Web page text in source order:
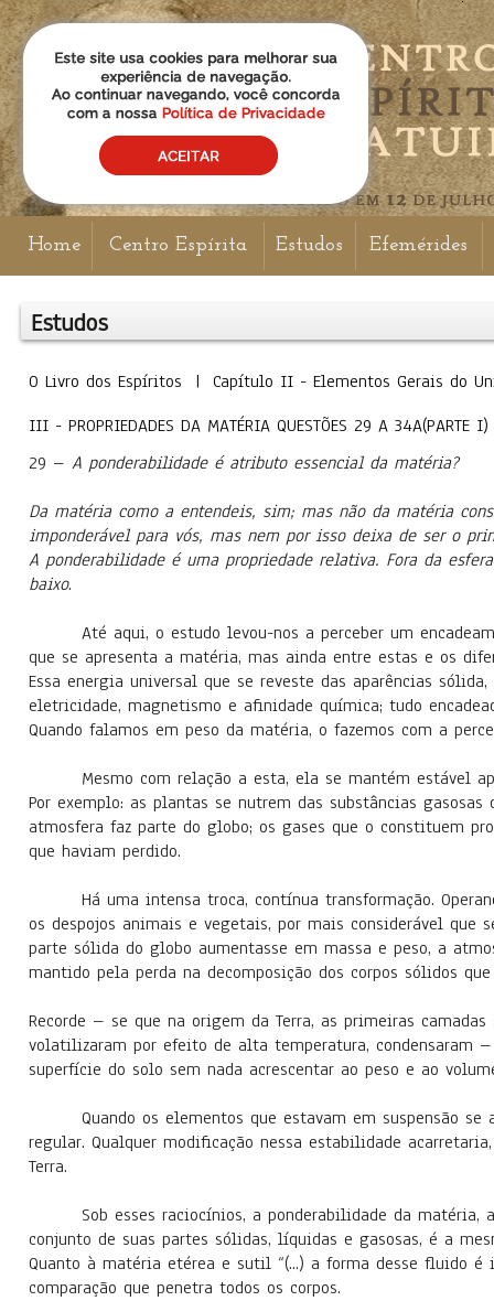
Home Centro Espírita Estudos Efemérides
Estudos
O Livro dos Espíritos | Capítulo II - Elementos Gerais
III - PROPRIEDADES DA MATÉRIA QUESTÕES 29 A 34A(PARTE I)
29 – A ponderabilidade é atributo essencial da matéria?
Da matéria como a entendeis, sim; mas não da matéria
imponderável para vós, mas nem por isso deixa de ser o
A ponderabilidade é uma propriedade relativa. Fora da
baixo.
Até aqui, o estudo levou-nos a perceber um
que se apresenta a matéria, mas ainda entre estas e os
Essa energia universal que se reveste das aparências
eletricidade, magnetismo e afinidade química; tudo
Quando falamos em peso da matéria, o fazemos com a
Mesmo com relação a esta, ela se mantém estável
Por exemplo: as plantas se nutrem das substâncias
atmosfera faz parte do globo; os gases que o constituem
que haviam perdido.
Há uma intensa troca, contínua transformação.
os despojos animais e vegetais, por mais considerável que
parte sólida do globo aumentasse em massa e peso, a
mantido pela perda na decomposição dos corpos sólidos
Recorde – se que na origem da Terra, as primeiras
volatilizaram por efeito de alta temperatura, condensaram
superfície do solo sem nada acrescentar ao peso e ao
Quando os elementos que estavam em suspensão
regular. Qualquer modificação nessa estabilidade
Terra.
Sob esses raciocínios, a ponderabilidade da
conjunto de suas partes sólidas, líquidas e gasosas, é a
Quanto à matéria etérea e sutil “(...) a forma desse fluido é
comparação que penetra todos os corpos.